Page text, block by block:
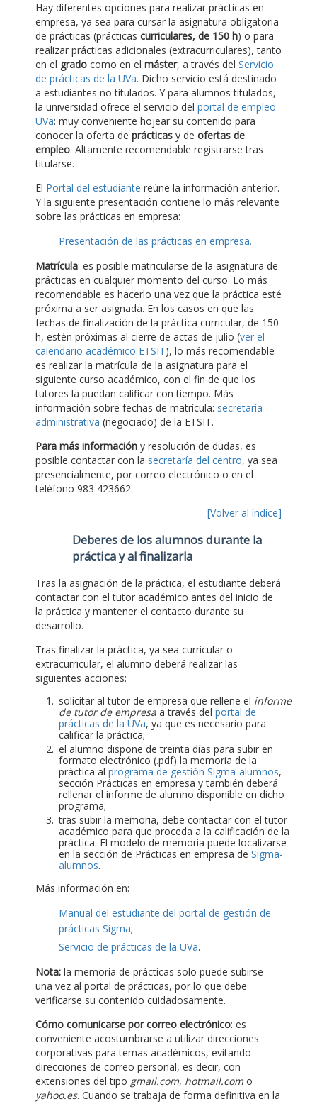
Hay diferentes opciones para realizar prácticas en
empresa, ya sea para cursar la asignatura obligatoria
de prácticas (prácticas curriculares, de 150 h) o para
realizar prácticas adicionales (extracurriculares), tanto
en el grado como en el máster, a través del Servicio
de prácticas de la UVa. Dicho servicio está destinado
a estudiantes no titulados. Y para alumnos titulados,
la universidad ofrece el servicio del portal de empleo
UVa: muy conveniente hojear su contenido para
conocer la oferta de prácticas y de ofertas de
empleo. Altamente recomendable registrarse tras
titularse.
El Portal del estudiante reúne la información anterior.
Y la siguiente presentación contiene lo más relevante
sobre las prácticas en empresa:
Presentación de las prácticas en empresa.
Matrícula: es posible matricularse de la asignatura de
prácticas en cualquier momento del curso. Lo más
recomendable es hacerlo una vez que la práctica esté
próxima a ser asignada. En los casos en que las
fechas de finalización de la práctica curricular, de 150
h, estén próximas al cierre de actas de julio (ver el
calendario académico ETSIT), lo más recomendable
es realizar la matrícula de la asignatura para el
siguiente curso académico, con el fin de que los
tutores la puedan calificar con tiempo. Más
información sobre fechas de matrícula: secretaría
administrativa (negociado) de la ETSIT.
Para más información y resolución de dudas, es
posible contactar con la secretaría del centro, ya sea
presencialmente, por correo electrónico o en el
teléfono 983 423662.
[Volver al índice]
Deberes de los alumnos durante la
práctica y al finalizarla
Tras la asignación de la práctica, el estudiante deberá
contactar con el tutor académico antes del inicio de
la práctica y mantener el contacto durante su
desarrollo.
Tras finalizar la práctica, ya sea curricular o
extracurricular, el alumno deberá realizar las
siguientes acciones:
solicitar al tutor de empresa que rellene el informe
de tutor de empresa a través del portal de
prácticas de la UVa, ya que es necesario para
calificar la práctica;
el alumno dispone de treinta días para subir en
formato electrónico (.pdf) la memoria de la
práctica al programa de gestión Sigma-alumnos,
sección Prácticas en empresa y también deberá
rellenar el informe de alumno disponible en dicho
programa;
tras subir la memoria, debe contactar con el tutor
académico para que proceda a la calificación de la
práctica. El modelo de memoria puede localizarse
en la sección de Prácticas en empresa de Sigma-
alumnos.
Más información en:
Manual del estudiante del portal de gestión de
prácticas Sigma;
Servicio de prácticas de la UVa.
Nota: la memoria de prácticas solo puede subirse
una vez al portal de prácticas, por lo que debe
verificarse su contenido cuidadosamente.
Cómo comunicarse por correo electrónico: es
conveniente acostumbrarse a utilizar direcciones
corporativas para temas académicos, evitando
direcciones de correo personal, es decir, con
extensiones del tipo gmail.com, hotmail.como
yahoo.es. Cuando se trabaja de forma definitiva en la